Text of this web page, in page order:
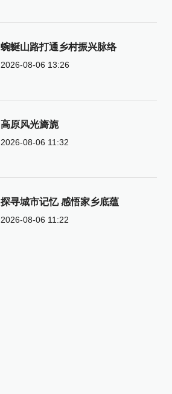
蜿蜒山路打通乡村振兴脉络
2026-08-06 13:26
高原风光旖旎
2026-08-06 11:32
探寻城市记忆 感悟家乡底蕴
2026-08-06 11:22